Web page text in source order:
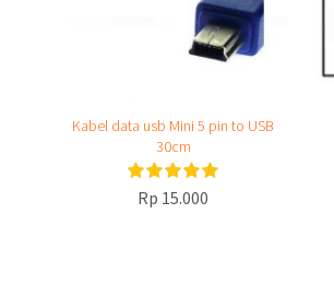
Kabel data usb Mini 5 pin to USB
30cm
Rp 15.000